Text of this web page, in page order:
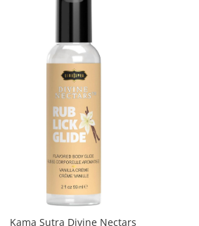
Kama Sutra Divine Nectars